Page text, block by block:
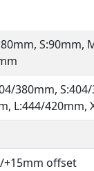
S:90mm,
380mm,
L:444/420mm,
+15mm offset